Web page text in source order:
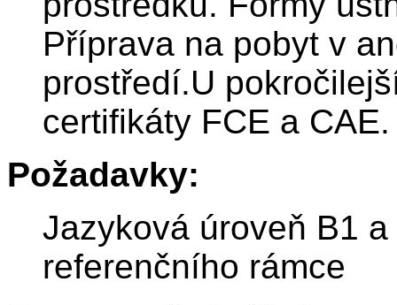
Příprava na pobyt v
prostředí.U
certifikáty FCE a CAE.
Požadavky:
Jazyková úroveň B1
referenčního rámce